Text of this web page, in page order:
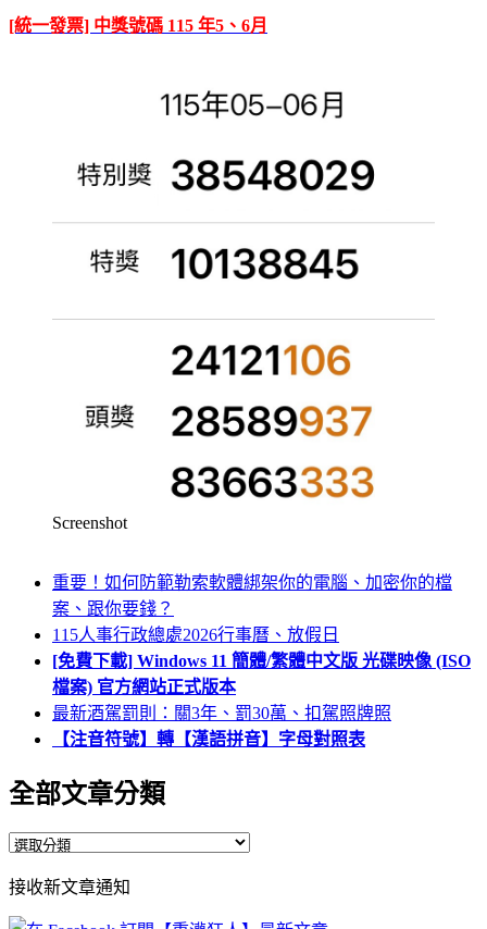
[統一發票] 中獎號碼 115 年5、6月
Screenshot
重要！如何防範勒索軟體綁架你的電腦、加密你的檔
案、跟你要錢？
115人事行政總處2026行事曆、放假日
[免費下載] Windows 11 簡體/繁體中文版 光碟映像 (ISO
檔案) 官方網站正式版本
最新酒駕罰則：關3年、罰30萬、扣駕照牌照
【注音符號】轉【漢語拼音】字母對照表
全部文章分類
全
文
章
接收新文章通知